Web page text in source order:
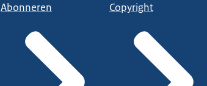
Abonneren Copyright